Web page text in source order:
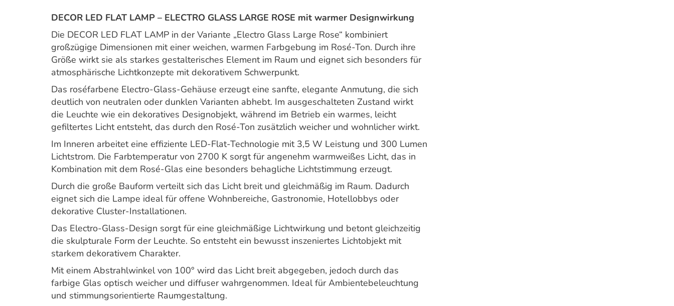
DECOR LED FLAT LAMP – ELECTRO GLASS LARGE ROSE mit warmer Designwirkung
Die DECOR LED FLAT LAMP in der Variante „Electro Glass Large Rose“ kombiniert
großzügige Dimensionen mit einer weichen, warmen Farbgebung im Rosé-Ton. Durch ihre
Größe wirkt sie als starkes gestalterisches Element im Raum und eignet sich besonders für
atmosphärische Lichtkonzepte mit dekorativem Schwerpunkt.
Das roséfarbene Electro-Glass-Gehäuse erzeugt eine sanfte, elegante Anmutung, die sich
deutlich von neutralen oder dunklen Varianten abhebt. Im ausgeschalteten Zustand wirkt
die Leuchte wie ein dekoratives Designobjekt, während im Betrieb ein warmes, leicht
gefiltertes Licht entsteht, das durch den Rosé-Ton zusätzlich weicher und wohnlicher wirkt.
Im Inneren arbeitet eine effiziente LED-Flat-Technologie mit 3,5 W Leistung und 300 Lumen
Lichtstrom. Die Farbtemperatur von 2700 K sorgt für angenehm warmweißes Licht, das in
Kombination mit dem Rosé-Glas eine besonders behagliche Lichtstimmung erzeugt.
Durch die große Bauform verteilt sich das Licht breit und gleichmäßig im Raum. Dadurch
eignet sich die Lampe ideal für offene Wohnbereiche, Gastronomie, Hotellobbys oder
dekorative Cluster-Installationen.
Das Electro-Glass-Design sorgt für eine gleichmäßige Lichtwirkung und betont gleichzeitig
die skulpturale Form der Leuchte. So entsteht ein bewusst inszeniertes Lichtobjekt mit
starkem dekorativem Charakter.
Mit einem Abstrahlwinkel von 100° wird das Licht breit abgegeben, jedoch durch das
farbige Glas optisch weicher und diffuser wahrgenommen. Ideal für Ambientebeleuchtung
und stimmungsorientierte Raumgestaltung.